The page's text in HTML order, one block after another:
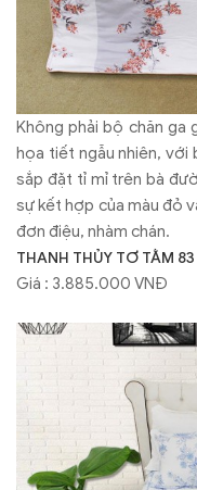
Không phải bộ chăn ga
họa tiết ngẫu nhiên,
sắp đặt tỉ mỉ trên bà
sự kết hợp của màu đỏ
đơn điệu, nhàm chán.
THANH THỦY TƠ TẰM 83
Giá : 3.885.000 VNĐ